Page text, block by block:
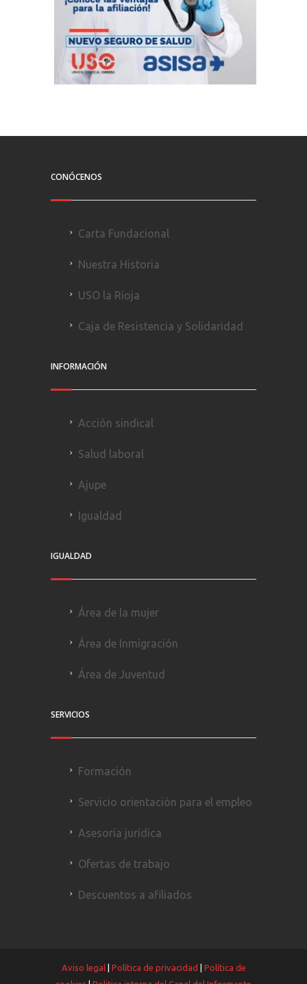
CONÓCENOS
Carta Fundacional
Nuestra Historia
USO la Rioja
Caja de Resistencia y Solidaridad
INFORMACIÓN
Acción sindical
Salud laboral
Ajupe
Igualdad
IGUALDAD
Área de la mujer
Área de Inmigración
Área de Juventud
SERVICIOS
Formación
Servicio orientación para el empleo
Asesoría jurídica
Ofertas de trabajo
Descuentos a afiliados
Aviso legal | Política de privacidad | Política de